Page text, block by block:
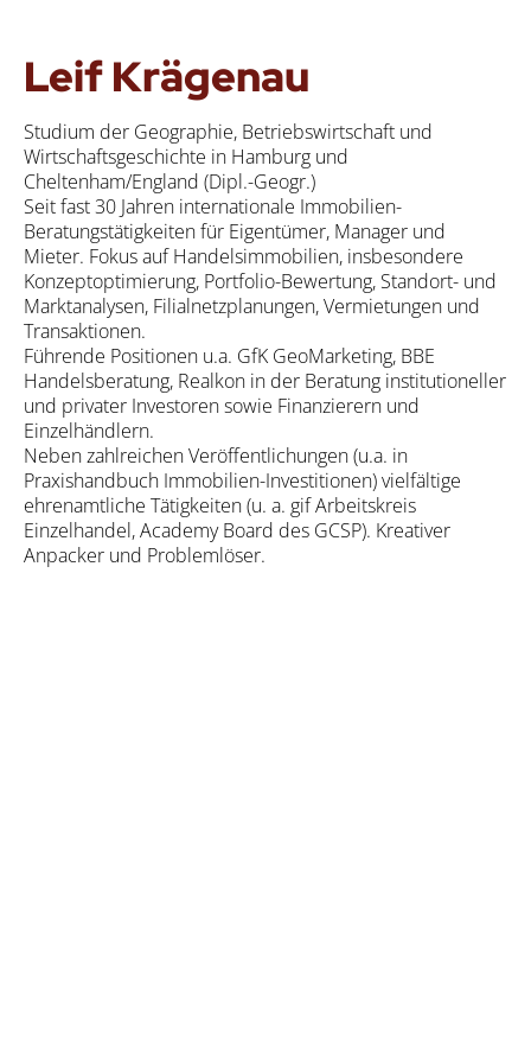
Leif Krägenau
Studium der Geographie, Betriebswirtschaft und
Wirtschaftsgeschichte in Hamburg und
Cheltenham/England (Dipl.-Geogr.)
Seit fast 30 Jahren internationale Immobilien-
Beratungstätigkeiten für Eigentümer, Manager und
Mieter. Fokus auf Handelsimmobilien, insbesondere
Konzeptoptimierung, Portfolio-Bewertung, Standort- und
Marktanalysen, Filialnetzplanungen, Vermietungen und
Transaktionen.
Führende Positionen u.a. GfK GeoMarketing, BBE
Handelsberatung, Realkon in der Beratung institutioneller
und privater Investoren sowie Finanzierern und
Einzelhändlern.
Neben zahlreichen Veröffentlichungen (u.a. in
Praxishandbuch Immobilien-Investitionen) vielfältige
ehrenamtliche Tätigkeiten (u. a. gif Arbeitskreis
Einzelhandel, Academy Board des GCSP). Kreativer
Anpacker und Problemlöser.